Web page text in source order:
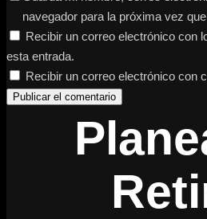
navegador para la próxima vez
Recibir un correo electrónico con
esta entrada.
Recibir un correo electrónico con